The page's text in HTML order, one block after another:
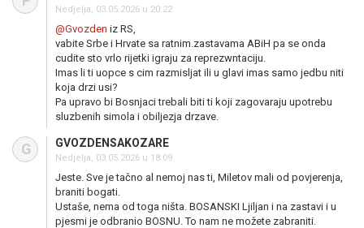
Nedjelja, 03.05.2026 u 20:22
@Gvozden iz RS,
vabite Srbe i Hrvate sa ratnim.zastavama ABiH pa se onda
cudite sto vrlo rijetki igraju za reprezwntaciju.
Imas li ti uopce s cim razmisljat ili u glavi imas samo jedbu niti
koja drzi usi?
Pa upravo bi Bosnjaci trebali biti ti koji zagovaraju upotrebu
sluzbenih simola i obiljezja drzave.
G GVOZDENSAKOZARE
Nedjelja, 03.05.2026 u 18:09
Jeste. Sve je tačno al nemoj nas ti, Miletov mali od povjerenja,
braniti bogati.
Ustaše, nema od toga ništa. BOSANSKI Ljiljan i na zastavi i u
pjesmi je odbranio BOSNU. To nam ne možete zabraniti.